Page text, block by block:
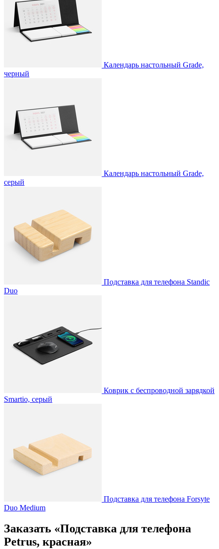
Календарь настольный Grade,
черный
Календарь настольный Grade,
серый
Подставка для телефона Standic
Duo
Коврик с беспроводной зарядкой
Smartio, серый
Подставка для телефона Forsyte
Duo Medium
Заказать «Подставка для телефона
Petrus, красная»